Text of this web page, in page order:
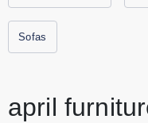
versandkostenfrei
Rabattaktionen von april
Sofas
april